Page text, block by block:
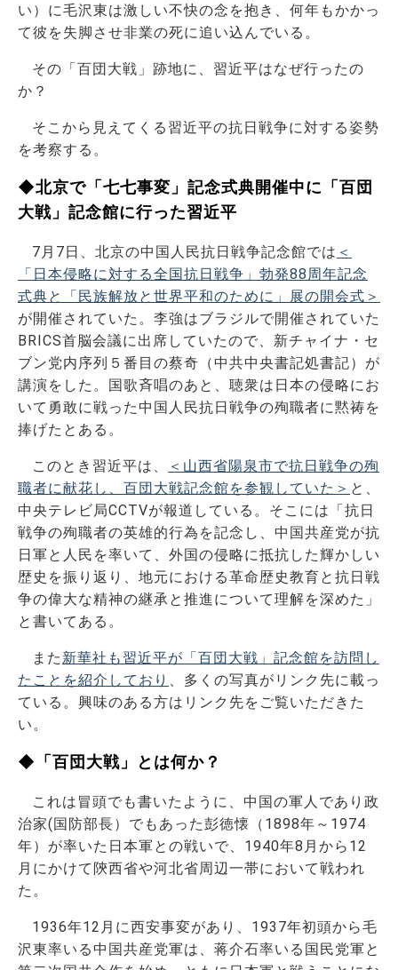
い）に毛沢東は激しい不快の念を抱き、何年もかかっ
て彼を失脚させ非業の死に追い込んでいる。
その「百団大戦」跡地に、習近平はなぜ行ったの
か？
そこから見えてくる習近平の抗日戦争に対する姿勢
を考察する。
◆北京で「七七事変」記念式典開催中に「百団
大戦」記念館に行った習近平
7月7日、北京の中国人民抗日戦争記念館では ＜
「日本侵略に対する全国抗日戦争」勃発88周年記念
式典と「民族解放と世界平和のために」展の開会式＞
が開催されていた。李強はブラジルで開催されていた
BRICS首脳会議に出席していたので、新チャイナ・セ
ブン党内序列５番目の蔡奇（中共中央書記処書記）が
講演をした。国歌斉唱のあと、聴衆は日本の侵略にお
いて勇敢に戦った中国人民抗日戦争の殉職者に黙祷を
捧げたとある。
このとき習近平は、
＜山西省陽泉市で抗日戦争の殉
職者に献花し、百団大戦記念館を参観していた＞ と、
中央テレビ局CCTVが報道している。そこには「抗日
戦争の殉職者の英雄的行為を記念し、中国共産党が抗
日軍と人民を率いて、外国の侵略に抵抗した輝かしい
歴史を振り返り、地元における革命歴史教育と抗日戦
争の偉大な精神の継承と推進について理解を深めた」
と書いてある。
また 新華社も習近平が「百団大戦」記念館を訪問し
たことを紹介しており 、多くの写真がリンク先に載っ
ている。興味のある方はリンク先をご覧いただきた
い。
◆「百団大戦」とは何か？
これは冒頭でも書いたように、中国の軍人であり政
治家(国防部長）でもあった彭徳懐（1898年～1974
年）が率いた日本軍との戦いで、1940年8月から12
月にかけて陝西省や河北省周辺一帯において戦われ
た。
1936年12月に西安事変があり、1937年初頭から毛
沢東率いる中国共産党軍は、蒋介石率いる国民党軍と